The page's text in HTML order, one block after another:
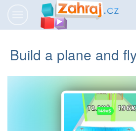
Build a plane and